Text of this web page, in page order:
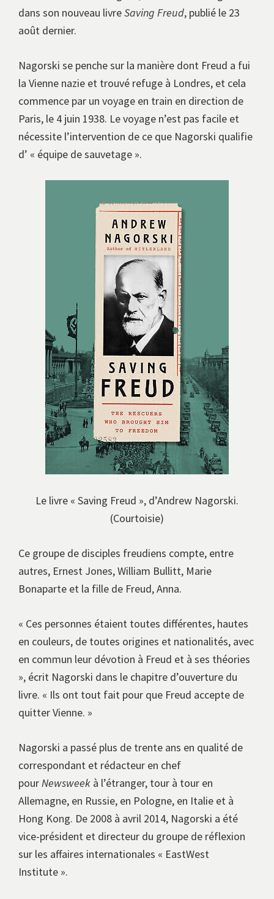
dans son nouveau livreSaving Freud, publié le 23
août dernier.
Nagorski se penche sur la manière dont Freud a fui
la Vienne nazie et trouvé refuge à Londres, et cela
commence par un voyage en train en direction de
Paris, le 4 juin 1938. Le voyage n’est pas facile et
nécessite l’intervention de ce que Nagorski qualifie
d’ « équipe de sauvetage ».
Le livre « Saving Freud », d’Andrew Nagorski.
(Courtoisie)
Ce groupe de disciples freudiens compte, entre
autres, Ernest Jones, William Bullitt, Marie
Bonaparte et la fille de Freud, Anna.
« Ces personnes étaient toutes différentes, hautes
en couleurs, de toutes origines et nationalités, avec
en commun leur dévotion à Freud et à ses théories
», écrit Nagorski dans le chapitre d’ouverture du
livre. « Ils ont tout fait pour que Freud accepte de
quitter Vienne. »
Nagorski a passé plus de trente ans en qualité de
correspondant et rédacteur en chef
pourNewsweek à l’étranger, tour à tour en
Allemagne, en Russie, en Pologne, en Italie et à
Hong Kong. De 2008 à avril 2014, Nagorski a été
vice-président et directeur du groupe de réflexion
sur les affaires internationales « EastWest
Institute ».